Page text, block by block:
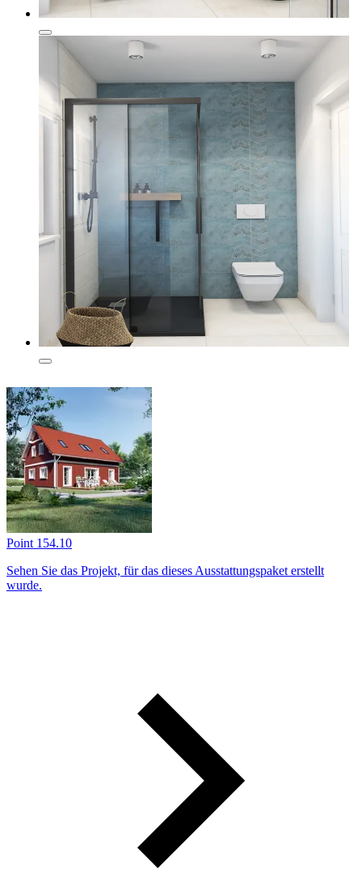
Point 154.10
Sehen Sie das Projekt, für das dieses Ausstattungs­paket erstellt
wurde.